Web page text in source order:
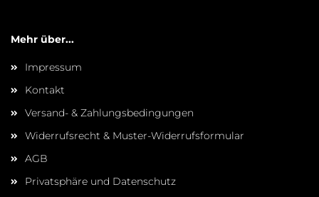
Mehr über...
Impressum
Kontakt
Versand- & Zahlungsbedingungen
Widerrufsrecht & Muster-Widerrufsformular
AGB
Privatsphäre und Datenschutz